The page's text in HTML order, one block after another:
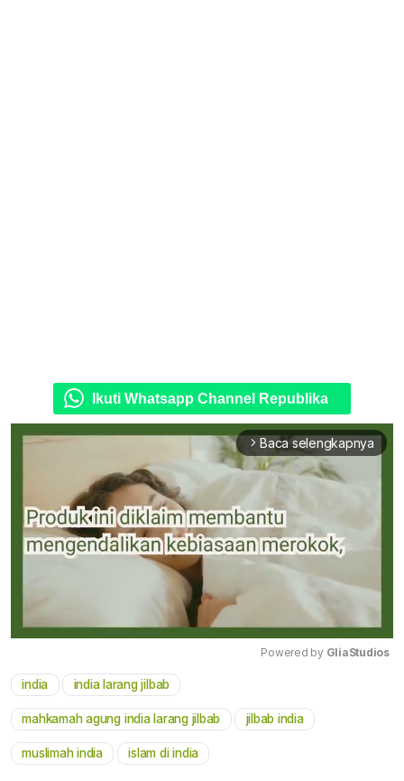
Ikuti Whatsapp Channel Republika
arrow_forward_ios Baca selengkapnya
Powered by GliaStudios
india india larang jilbab
mahkamah agung india larang jilbab jilbab india
muslimah india islam di india